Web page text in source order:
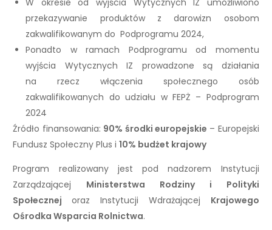
przekazywanie produktów z darowizn osobom
zakwalifikowanym do Podprogramu 2024,
Ponadto w ramach Podprogramu od momentu
wyjścia Wytycznych IZ prowadzone są działania
na rzecz włączenia społecznego osób
zakwalifikowanych do udziału w FEPŻ – Podprogram
2024
Źródło finansowania: 90% środki europejskie – Europejski
Fundusz Społeczny Plus i10% budżet krajowy
Program realizowany jest pod nadzorem Instytucji
Zarządzającej Ministerstwa Rodziny i Polityki
Społecznejoraz Instytucji Wdrażającej Krajowego
Ośrodka Wsparcia Rolnictwa.